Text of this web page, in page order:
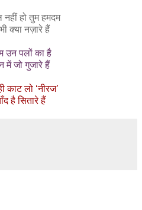
नहीं हो तुम हमदम
क्‍या नज़ारे हैं
उन पलों का है
में जो गुजारे हैं
काट लो ‘नीरज’
है सितारे हैं